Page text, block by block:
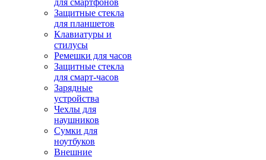
для смартфонов
Защитные стекла
для планшетов
Клавиатуры и
стилусы
Ремешки для часов
Защитные стекла
для смарт-часов
Зарядные
устройства
Чехлы для
наушников
Сумки для
ноутбуков
Внешние